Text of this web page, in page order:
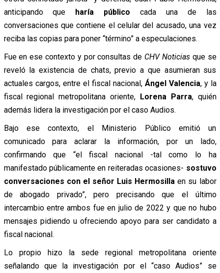
anticipando que haría público cada una de las
conversaciones que contiene el celular del acusado, una vez
reciba las copias para poner “término” a especulaciones.
Fue en ese contexto y por consultas de CHV Noticias que se
reveló la existencia de chats, previo a que asumieran sus
actuales cargos, entre el fiscal nacional, Ángel Valencia, y la
fiscal regional metropolitana oriente, Lorena Parra, quién
además lidera la investigación por el caso Audios.
Bajo ese contexto, el Ministerio Público emitió un
comunicado para aclarar la información, por un lado,
confirmando que “el fiscal nacional -tal como lo ha
manifestado públicamente en reiteradas ocasiones- sostuvo
conversaciones con el señor Luis Hermosilla en su labor
de abogado privado”, pero precisando que el último
intercambio entre ambos fue en julio de 2022 y que no hubo
mensajes pidiendo u ofreciendo apoyo para ser candidato a
fiscal nacional.
Lo propio hizo la sede regional metropolitana oriente
señalando que la investigación por el “caso Audios” se